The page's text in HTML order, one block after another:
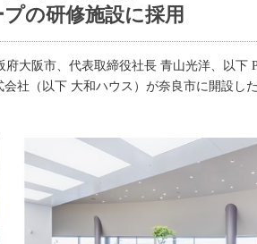
の研修施設に採用
府大阪市、代表取締役社長 青山光洋、以下
社（以下 大和ハウス）が奈良市に開設し